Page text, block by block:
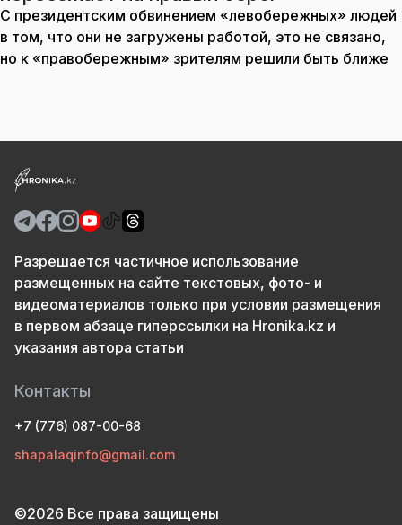
С президентским обвинением «левобережных» людей
в том, что они не загружены работой, это не связано,
но к «правобережным» зрителям решили быть ближе
Разрешается частичное использование
размещенных на сайте текстовых, фото- и
видеоматериалов только при условии размещения
в первом абзаце гиперссылки на Hronika.kz и
указания автора статьи
Контакты
+7 (776) 087-00-68
shapalaqinfo@gmail.com
©2026 Все права защищены